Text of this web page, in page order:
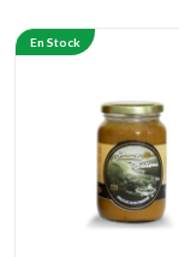
En Stock